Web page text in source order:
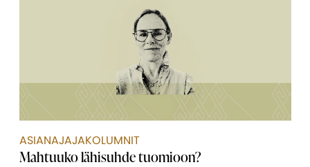
ASIANAJAJAKOLUMNIT
Mahtuuko lähisuhde tuomioon?